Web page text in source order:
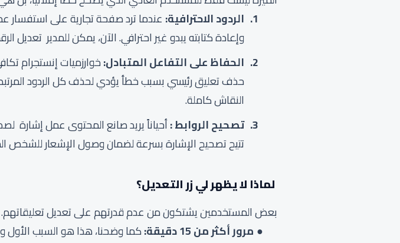
الردود الاحترافية: عندما ترد صفحة تجارية على استفسار
وإعادة كتابته يبدو غير احترافي. الآن، يمكن للمدير تعديل
الحفاظ على التفاعل المتبادل:خوارزميات إنستجرام
حذف تعليق رئيسي بسبب خطأ يؤدي لحذف كل الردود
النقاش كاملة.
تصحيح الروابط :أحياناً يريد صانع المحتوى عمل إشارة
تتيح تصحيح الإشارة بسرعة لضمان وصول الإشعار للشخص
لماذا لا يظهر لي زر التعديل؟
بعض المستخدمين يشتكون من عدم قدرتهم على تعديل
مرور أكثر من 15 دقيقة:
كما وضحنا، هذا هو السبب الأول